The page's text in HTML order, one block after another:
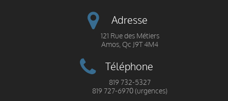
Adresse
121 Rue des Métiers
Amos, Qc J9T 4M4
Téléphone
819 732-5327
819 727-6970 (urgences)